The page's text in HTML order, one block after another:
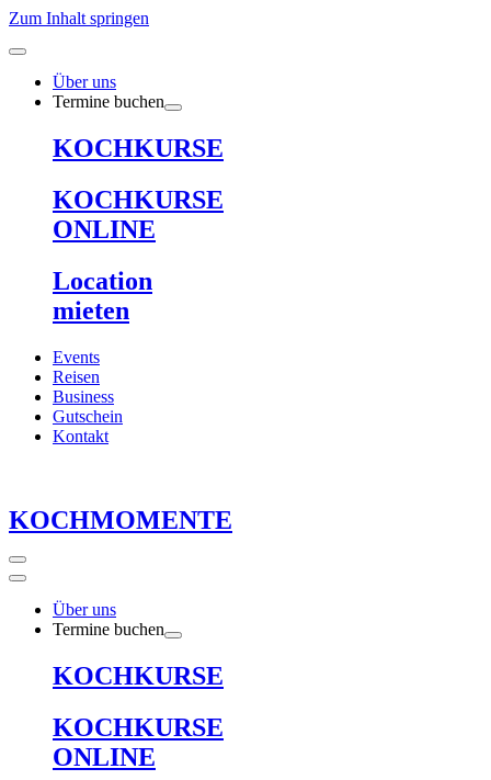
Zum Inhalt springen
Über uns
Termine buchen
KOCHKURSE
KOCHKURSE
ONLINE
Location
mieten
Events
Reisen
Business
Gutschein
Kontakt
KOCHMOMENTE
Über uns
Termine buchen
KOCHKURSE
KOCHKURSE
ONLINE